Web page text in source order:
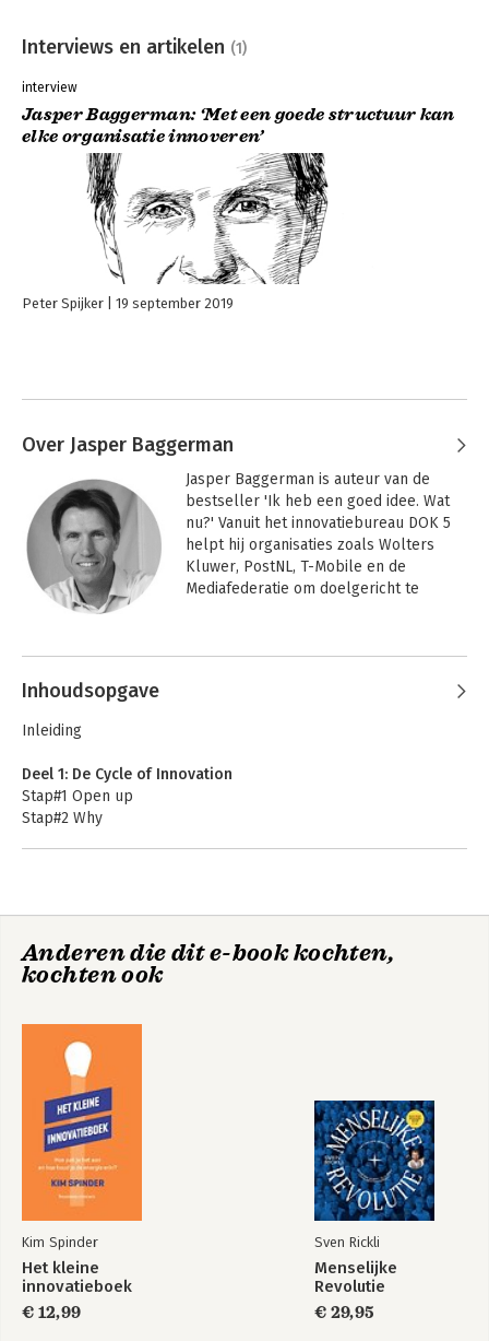
Interviews en artikelen (1)
interview
Jasper Baggerman: ‘Met een goede structuur kan
elke organisatie innoveren’
Peter Spijker 19 september 2019
Over Jasper Baggerman
Jasper Baggerman is auteur van de
bestseller 'Ik heb een goed idee. Wat
nu?' Vanuit het innovatiebureau DOK 5
helpt hij organisaties zoals Wolters
Kluwer, PostNL, T-Mobile en de
Mediafederatie om doelgericht te
spreker bij Speakers Academy en start-
up mentor bij YES!Delft.
Inhoudsopgave
Inleiding
Deel 1: De Cycle of Innovation
Stap#1 Open up
Stap#2 Why
Stap#8 Organize
Stap#9 Execute
Deel 2: De best practice
Philips
KPN
ASML
KLM
Tot slot
Dankwoord
Deel 3: Bijlagen
1 De stratenmaker case
3 De Cycle of Innovation canvas
Anderen die dit e-book kochten,
kochten ook
Kim Spinder
Het kleine
innovatieboek
€ 12,99
Sven Rickli
Menselijke
Revolutie
€ 29,95